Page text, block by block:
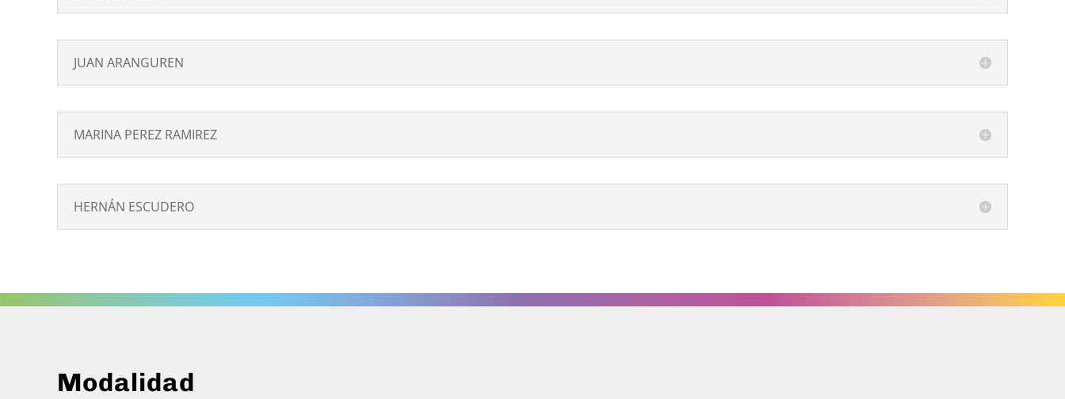
JUAN ARANGUREN
MARINA PEREZ RAMIREZ
HERNÁN ESCUDERO
Modalidad